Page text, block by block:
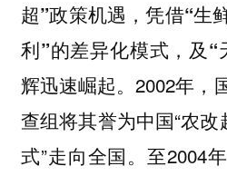
超”政策机遇，凭借“生
利”的差异化模式，及“
辉迅速崛起。2002年，
查组将其誉为中国“农改
式”走向全国。至2004